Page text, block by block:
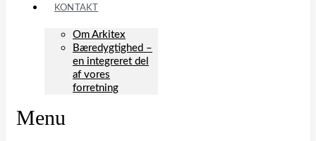
KONTAKT
Om Arkitex
Bæredygtighed –
en integreret del
af vores
forretning
Menu